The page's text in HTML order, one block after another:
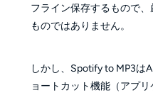
フライン保存するもので
ものではありません。
しかし、Spotify to MP3は
ョートカット機能（アプ